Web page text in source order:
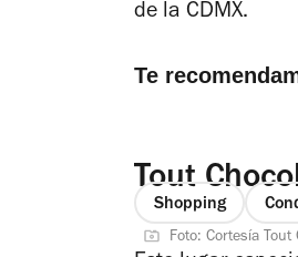
de la CDMX.
Te
Tout
Shopping
Foto: Cortesía Tout